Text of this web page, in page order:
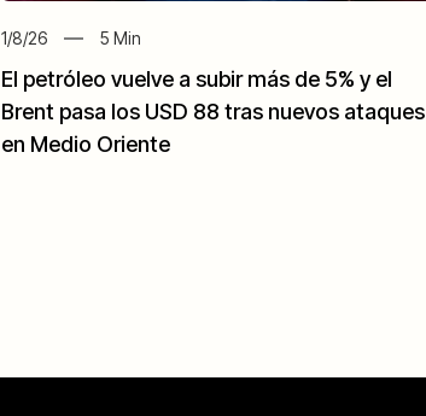
1/8/26 5 Min
El petróleo vuelve a subir más de 5% y el
Brent pasa los USD 88 tras nuevos ataques
en Medio Oriente